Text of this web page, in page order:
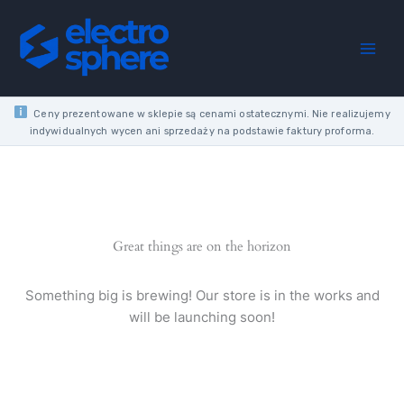
content
Ceny prezentowane w sklepie są cenami ostatecznymi. Nie realizujemy
indywidualnych wycen ani sprzedaży na podstawie faktury proforma.
Great things are on the horizon
Something big is brewing! Our store is in the works and
will be launching soon!